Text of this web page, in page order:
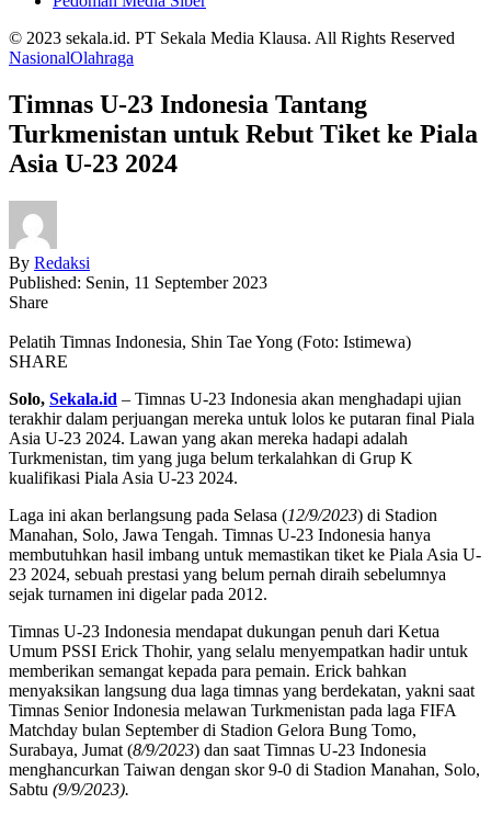
© 2023 sekala.id. PT Sekala Media Klausa. All Rights Reserved
NasionalOlahraga
Timnas U-23 Indonesia Tantang
Turkmenistan untuk Rebut Tiket ke Piala
Asia U-23 2024
By Redaksi
Published: Senin, 11 September 2023
Share
Pelatih Timnas Indonesia, Shin Tae Yong (Foto: Istimewa)
SHARE
Solo, Sekala.id – Timnas U-23 Indonesia akan menghadapi ujian
terakhir dalam perjuangan mereka untuk lolos ke putaran final Piala
Asia U-23 2024. Lawan yang akan mereka hadapi adalah
Turkmenistan, tim yang juga belum terkalahkan di Grup K
kualifikasi Piala Asia U-23 2024.
Laga ini akan berlangsung pada Selasa (12/9/2023) di Stadion
Manahan, Solo, Jawa Tengah. Timnas U-23 Indonesia hanya
membutuhkan hasil imbang untuk memastikan tiket ke Piala Asia U-
23 2024, sebuah prestasi yang belum pernah diraih sebelumnya
sejak turnamen ini digelar pada 2012.
Timnas U-23 Indonesia mendapat dukungan penuh dari Ketua
Umum PSSI Erick Thohir, yang selalu menyempatkan hadir untuk
memberikan semangat kepada para pemain. Erick bahkan
menyaksikan langsung dua laga timnas yang berdekatan, yakni saat
Timnas Senior Indonesia melawan Turkmenistan pada laga FIFA
Matchday bulan September di Stadion Gelora Bung Tomo,
Surabaya, Jumat (8/9/2023) dan saat Timnas U-23 Indonesia
menghancurkan Taiwan dengan skor 9-0 di Stadion Manahan, Solo,
Sabtu (9/9/2023).